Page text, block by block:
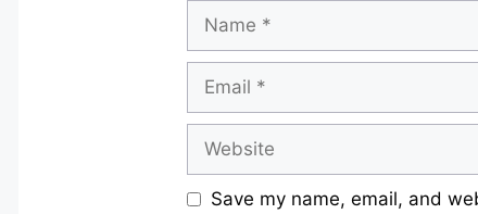
Name
Email
Website
Save my name, email, and